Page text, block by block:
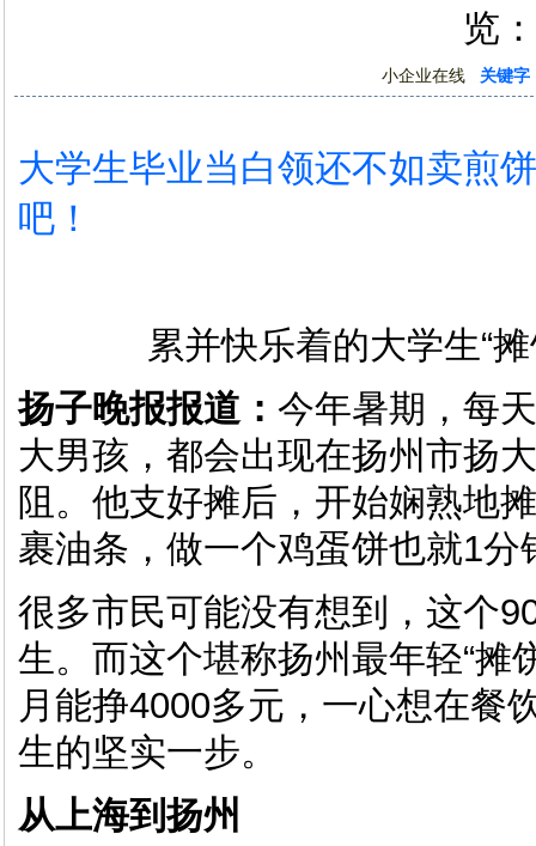
览
小企业在线 关键字
大学生毕业当白领还不如卖煎
吧！
累并快乐着的大学生“
扬子晚报报道： 今年暑期，每
大男孩，都会出现在扬州市扬
阻。他支好摊后，开始娴熟地
裹油条，做一个鸡蛋饼也就1分
很多市民可能没有想到，这个
生。而这个堪称扬州最年轻“摊
月能挣4000多元，一心想在餐
生的坚实一步。
从上海到扬州